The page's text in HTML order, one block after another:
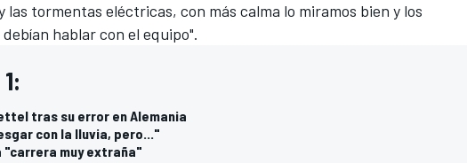
las tormentas eléctricas, con más calma lo miramos bien y los
hablar con el equipo".
tras su error en Alemania
con la lluvia, pero..."
"carrera muy extraña"